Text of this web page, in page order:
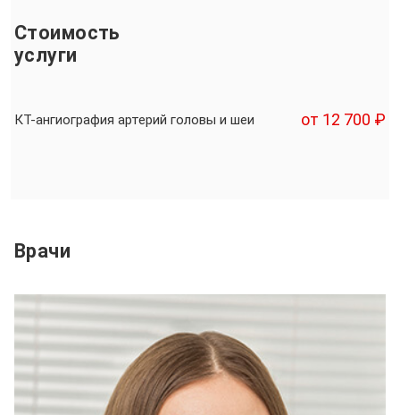
Стоимость
услуги
КТ-ангиография артерий головы и шеи от 12 700 ₽
Врачи